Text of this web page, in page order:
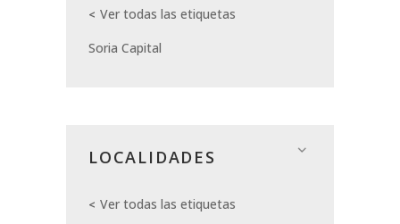
Ver todas las etiquetas
Soria Capital
LOCALIDADES
Ver todas las etiquetas